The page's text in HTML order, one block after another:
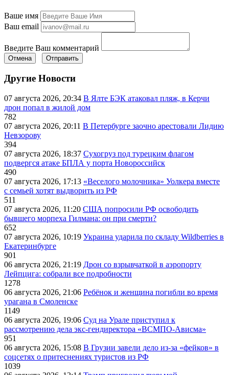
Ваше имя
Ваш email
Введите Ваш комментарий
Отмена Отправить
Другие Новости
07 августа 2026, 20:34 В Ялте БЭК атаковал пляж, в Керчи
дрон попал в жилой дом
782
07 августа 2026, 20:11 В Петербурге заочно арестовали Лидию
Невзорову
394
07 августа 2026, 18:37 Сухогруз под турецким флагом
подвергся атаке БПЛА у порта Новороссийск
490
07 августа 2026, 17:13 «Веселого молочника» Уолкера вместе
с семьей хотят выдворить из РФ
511
07 августа 2026, 11:20 США попросили РФ освободить
бывшего морпеха Гилмана: он при смерти?
652
07 августа 2026, 10:19 Украина ударила по складу Wildberries в
Екатеринбурге
901
06 августа 2026, 21:19 Дрон со взрывчаткой в аэропорту
Лейпцига: собрали все подробности
1278
06 августа 2026, 21:06 Ребёнок и женщина погибли во время
урагана в Смоленске
1149
06 августа 2026, 19:06 Суд на Урале приступил к
рассмотрению дела экс-гендиректора «ВСМПО-Ависма»
951
06 августа 2026, 15:08 В Грузии завели дело из-за «фейков» в
соцсетях о притеснениях туристов из РФ
1039